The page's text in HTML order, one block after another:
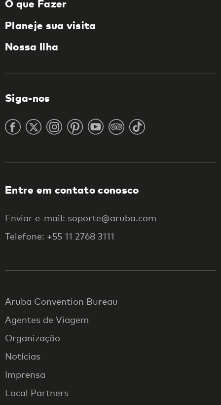
O que Fazer
Planeje sua visita
Nossa Ilha
Siga-nos
Entre em contato conosco
Enviar e-mail: soporte@aruba.com
Telefone: +55 11 2768 3111
Aruba Convention Bureau
Agentes de Viagem
Organização
Notícias
Imprensa
Local Partners